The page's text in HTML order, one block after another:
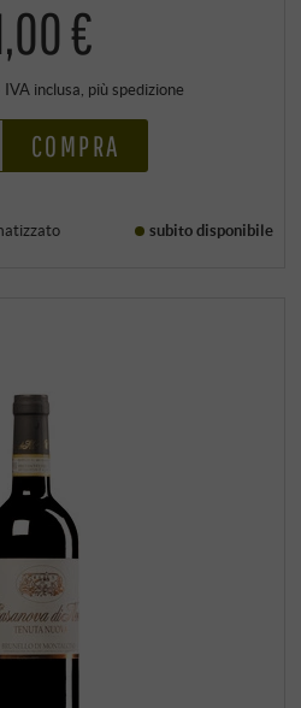
€
IVA inclusa, più spedizione
COMPRA
subito disponibile